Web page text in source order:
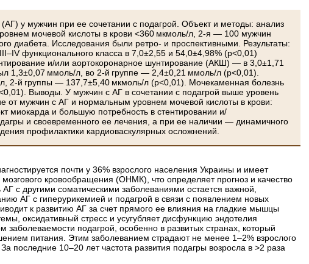
у мужчин при ее сочетании с подагрой. Объект и методы: анализ
мочевой кислоты в крови <360 мкмоль/л, 2-я — 100 мужчин
диабета. Исследования были ретро- и проспективными. Результаты:
функционального класса в 7,0±2,55 и 54,0±4,98% (р<0,01)
и/или аортокоронарное шунтирование (АКШ) — в 3,0±1,71
1,3±0,07 ммоль/л, во 2-й группе — 2,4±0,21 ммоль/л (р<0,01).
2-й группы — 137,7±5,40 мкмоль/л (р<0,01). Мочекаменная болезнь
Выводы. У мужчин с АГ в сочетании с подагрой выше уровень
от мужчин с АГ и нормальным уровнем мочевой кислоты в крови:
миокарда и большую потребность в стентировании и/
и своевременного ее лечения, а при ее наличии — динамичного
профилактики кардиоваскулярных осложнений.
почти у 36% взрослого населения Украины и имеет
кровообращения (ОНМК), что определяет прогноз и качество
с другими соматическими заболеваниями остается важной,
АГ с гиперурикемией и подагрой в связи с появлением новых
к развитию АГ за счет прямого ее влияния на гладкие мышцы
оксидативный стресс и усугубляет дисфункцию эндотелия
подагрой, особенно в развитых странах, который
питания. Этим заболеванием страдают не менее 1–2% взрослого
последние 10–20 лет частота развития подагры возросла в >2 раза